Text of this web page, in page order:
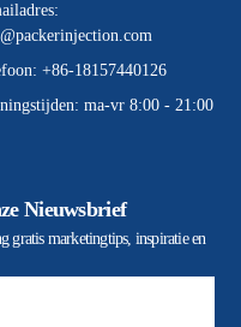
+86-18157440126
ma-vr 8:00 - 21:00
Nieuwsbrief
gratis marketingtips, inspiratie en